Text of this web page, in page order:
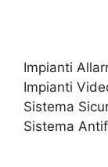
Impianti
Impianti
Sistema
Sistema